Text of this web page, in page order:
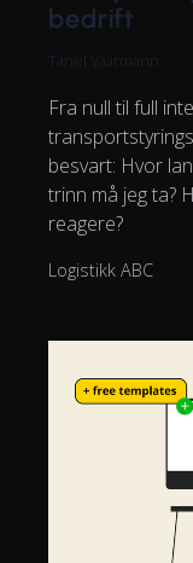
bedrift
Tanel Vaarmann
Fra null til full
besvart: Hvor
trinn må jeg ta?
reagere?
Logistikk ABC